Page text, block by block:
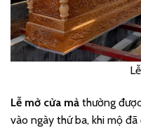
Lễ mở cửa mả thường
vào ngày thứ ba, khi mộ